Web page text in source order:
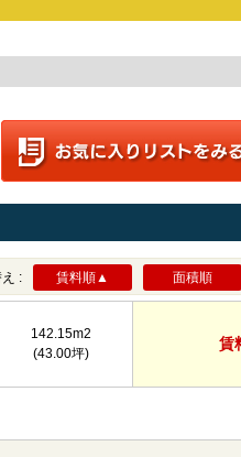
: 賃料順▲ 面積順
142.15m2
(43.00坪)
賃